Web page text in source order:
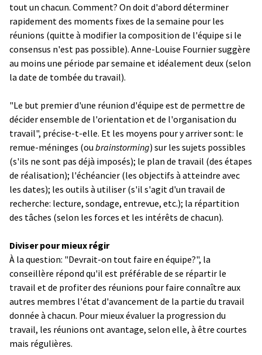
tout un chacun. Comment? On doit d'abord déterminer
rapidement des moments fixes de la semaine pour les
réunions (quitte à modifier la composition de l'équipe si le
consensus n'est pas possible). Anne-Louise Fournier suggère
au moins une période par semaine et idéalement deux (selon
la date de tombée du travail).
"Le but premier d'une réunion d'équipe est de permettre de
décider ensemble de l'orientation et de l'organisation du
travail", précise-t-elle. Et les moyens pour y arriver sont: le
remue-méninges (ou brainstorming) sur les sujets possibles
(s'ils ne sont pas déjà imposés); le plan de travail (des étapes
de réalisation); l'échéancier (les objectifs à atteindre avec
les dates); les outils à utiliser (s'il s'agit d'un travail de
recherche: lecture, sondage, entrevue, etc.); la répartition
des tâches (selon les forces et les intérêts de chacun).
Diviser pour mieux régir
À la question: "Devrait-on tout faire en équipe?", la
conseillère répond qu'il est préférable de se répartir le
travail et de profiter des réunions pour faire connaître aux
autres membres l'état d'avancement de la partie du travail
donnée à chacun. Pour mieux évaluer la progression du
travail, les réunions ont avantage, selon elle, à être courtes
mais régulières.